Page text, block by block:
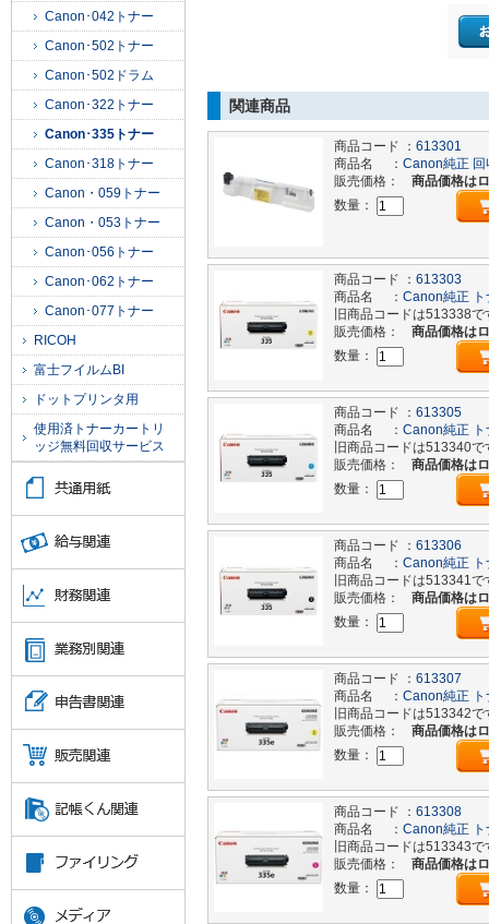
関連商品
商品コード ： 613301
商品名 ： Canon純正 回
販売価格：
商品価格は
数量：
商品コード ： 613303
商品名 ： Canon純正
旧商品コードは513338で
販売価格：
商品価格は
数量：
商品コード ： 613305
商品名 ： Canon純正
旧商品コードは513340で
販売価格：
商品価格は
数量：
商品コード ： 613306
商品名 ： Canon純正
旧商品コードは513341で
販売価格：
商品価格は
数量：
商品コード ： 613307
商品名 ： Canon純正
旧商品コードは513342で
販売価格：
商品価格は
数量：
商品コード ： 613308
商品名 ： Canon純正 ト
旧商品コードは513343で
販売価格：
商品価格は
数量：
Canon･042トナー
Canon･502トナー
Canon･502ドラム
Canon･322トナー
Canon･335トナー
Canon･318トナー
Canon・059トナー
Canon・053トナー
Canon･056トナー
Canon･062トナー
Canon･077トナー
RICOH
富士フイルムBI
ドットプリンタ用
使用済トナーカートリ
ッジ無料回収サービス